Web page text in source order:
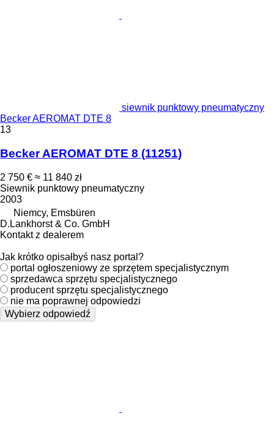
siewnik punktowy pneumatyczny
Becker AEROMAT DTE 8
13
Becker AEROMAT DTE 8 (11251)
2 750 € ≈ 11 840 zł
Siewnik punktowy pneumatyczny
2003
Niemcy, Emsbüren
D.Lankhorst & Co. GmbH
Kontakt z dealerem
Jak krótko opisałbyś nasz portal?
portal ogłoszeniowy ze sprzętem specjalistycznym
sprzedawca sprzętu specjalistycznego
producent sprzętu specjalistycznego
nie ma poprawnej odpowiedzi
Wybierz odpowiedź